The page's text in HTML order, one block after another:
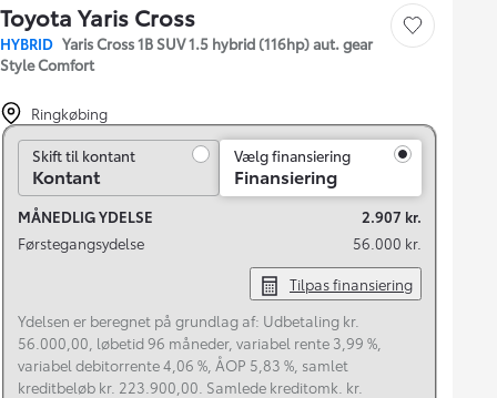
Toyota Yaris Cross
HYBRID Yaris Cross 1B SUV 1.5 hybrid (116hp) aut. gear
Style Comfort
Gem bil
Ringkøbing
Skift til kontant
Skift til kontant
Kontant
Vælg finansiering
Finansiering
MÅNEDLIG YDELSE
2.907 kr.
Førstegangsydelse
56.000 kr.
Tilpas finansiering
Ydelsen er beregnet på grundlag af: Udbetaling kr.
56.000,00, løbetid 96 måneder, variabel rente 3,99 %,
variabel debitorrente 4,06 %, ÅOP 5,83 %, samlet
kreditbeløb kr. 223.900,00. Samlede kreditomk. kr.